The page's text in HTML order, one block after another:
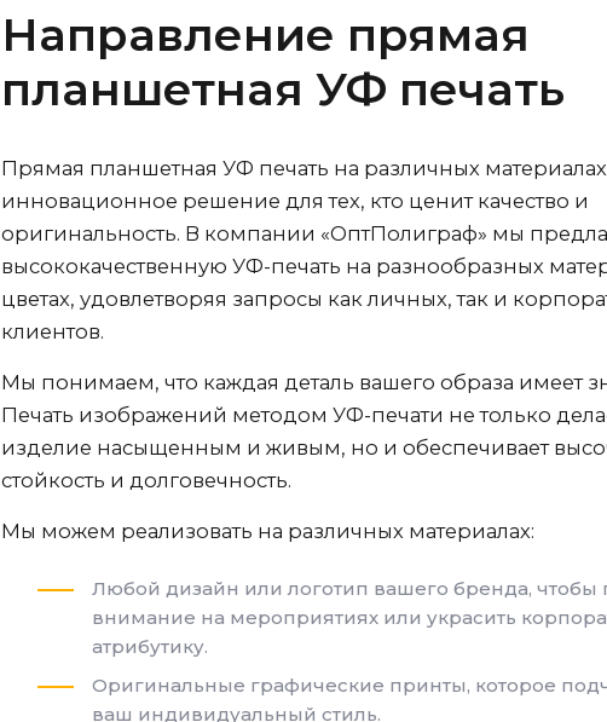
Направление прямая
планшетная УФ печать
Прямая планшетная УФ печать на различных
инновационное решение для тех, кто ценит качество и
оригинальность. В компании «ОптПолиграф» мы
высококачественную УФ-печать на разнообразных
цветах, удовлетворяя запросы как личных, так и
клиентов.
Мы понимаем, что каждая деталь вашего образа имеет
Печать изображений методом УФ-печати не только
изделие насыщенным и живым, но и обеспечивает
стойкость и долговечность.
Мы можем реализовать на различных материалах:
Любой дизайн или логотип вашего бренда, чтобы
внимание на мероприятиях или украсить
атрибутику.
Оригинальные графические принты, которое
ваш индивидуальный стиль.